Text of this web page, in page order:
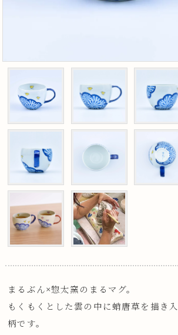
まるぶん×惣太窯のまるマグ。
もくもくとした雲の中に蛸唐草を描き
柄です。